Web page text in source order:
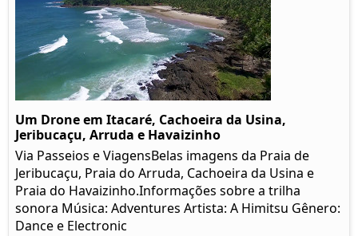
Um Drone em Itacaré, Cachoeira da Usina,
Jeribucaçu, Arruda e Havaizinho
Via Passeios e ViagensBelas imagens da Praia de
Jeribucaçu, Praia do Arruda, Cachoeira da Usina e
Praia do Havaizinho.Informações sobre a trilha
sonora Música: Adventures Artista: A Himitsu Gênero:
Dance e Electronic